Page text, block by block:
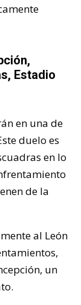
Estadio
en una de
duelo es
en lo
de la
al León
un